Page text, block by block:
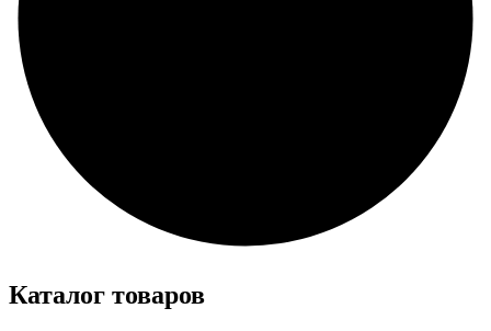
Каталог товаров